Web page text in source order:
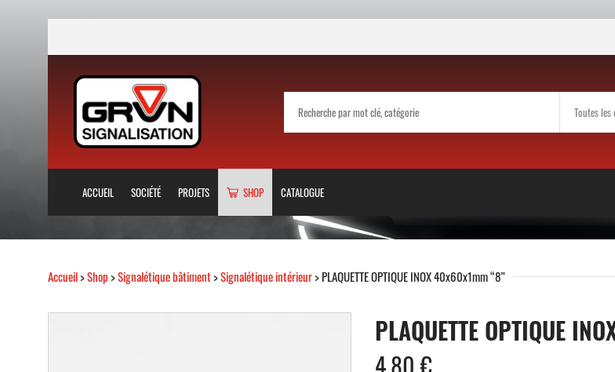
ACCUEIL SOCIÉTÉ PROJETS SHOP CATALOGUE
Accueil>Shop>Signalétique bâtiment>Signalétique intérieur> PLAQUETTE OPTIQUE INOX 40x60x1mm “8”
PLAQUETTE OPTIQUE